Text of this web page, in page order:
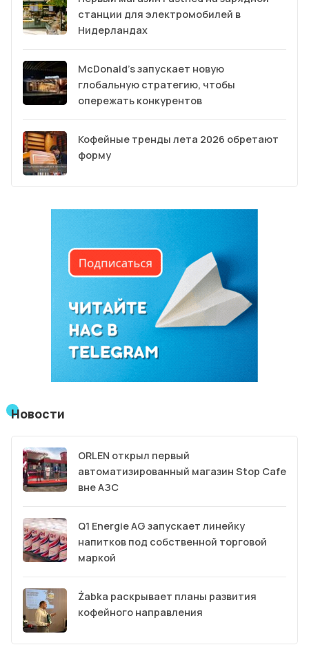
станции для электромобилей в
Нидерландах
McDonald’s запускает новую
глобальную стратегию, чтобы
опережать конкурентов
Кофейные тренды лета 2026 обретают
форму
Новости
ORLEN открыл первый
автоматизированный магазин Stop Cafe
вне АЗС
Q1 Energie AG запускает линейку
напитков под собственной торговой
маркой
Żabka раскрывает планы развития
кофейного направления